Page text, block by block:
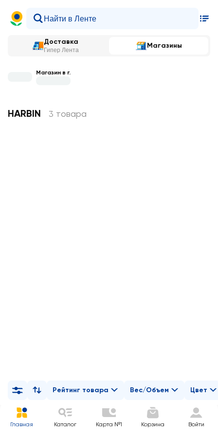
Доставка
Гипер Лента
Магазины
Магазин в г.
HARBIN 3 товара
Рейтинг товара Вес/Объем Цвет
Главная Каталог Карта №1 Корзина Войти